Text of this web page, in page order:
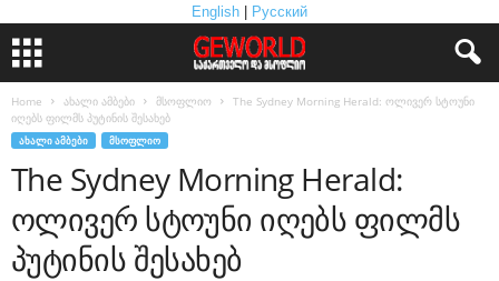
English Русский
Home ახალი ამბები მსოფლიო
The Sydney Morning Herald: ოლივერ სტოუნი
იღებს ფილმს პუტინის შესახებ
ᲐᲮᲐᲚᲘ ᲐᲛᲑᲔᲑᲘ ᲛᲡᲝᲤᲚᲘᲝ
The Sydney Morning Herald:
ოლივერ სტოუნი იღებს ფილმს
პუტინის შესახებ